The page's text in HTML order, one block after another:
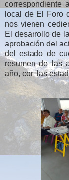
correspondiente
local de El Foro
nos vienen
El desarrollo de
aprobación del
del estado de
resumen de las
año, con las